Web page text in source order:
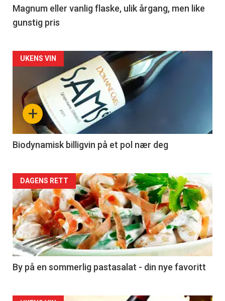
3
Magnum eller vanlig flaske, ulik årgang, men like
gunstig pris
Forsiden
akkurat
nå
4
+
UKENS VIN
Biodynamisk billigvin på et pol nær deg
Forsiden
akkurat
nå
-
5
DAGENS RETT
By på en sommerlig pastasalat - din nye favoritt